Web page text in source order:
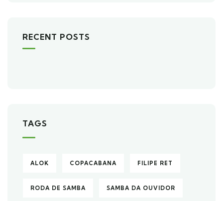
RECENT POSTS
TAGS
ALOK COPACABANA FILIPE RET
RODA DE SAMBA SAMBA DA OUVIDOR